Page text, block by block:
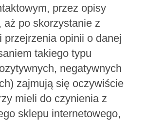
przez opisy
aż po skorzystanie z
przejrzenia opinii o danej
takiego typu
negatywnych
zajmują się oczywiście
mieli do czynienia z
sklepu internetowego,